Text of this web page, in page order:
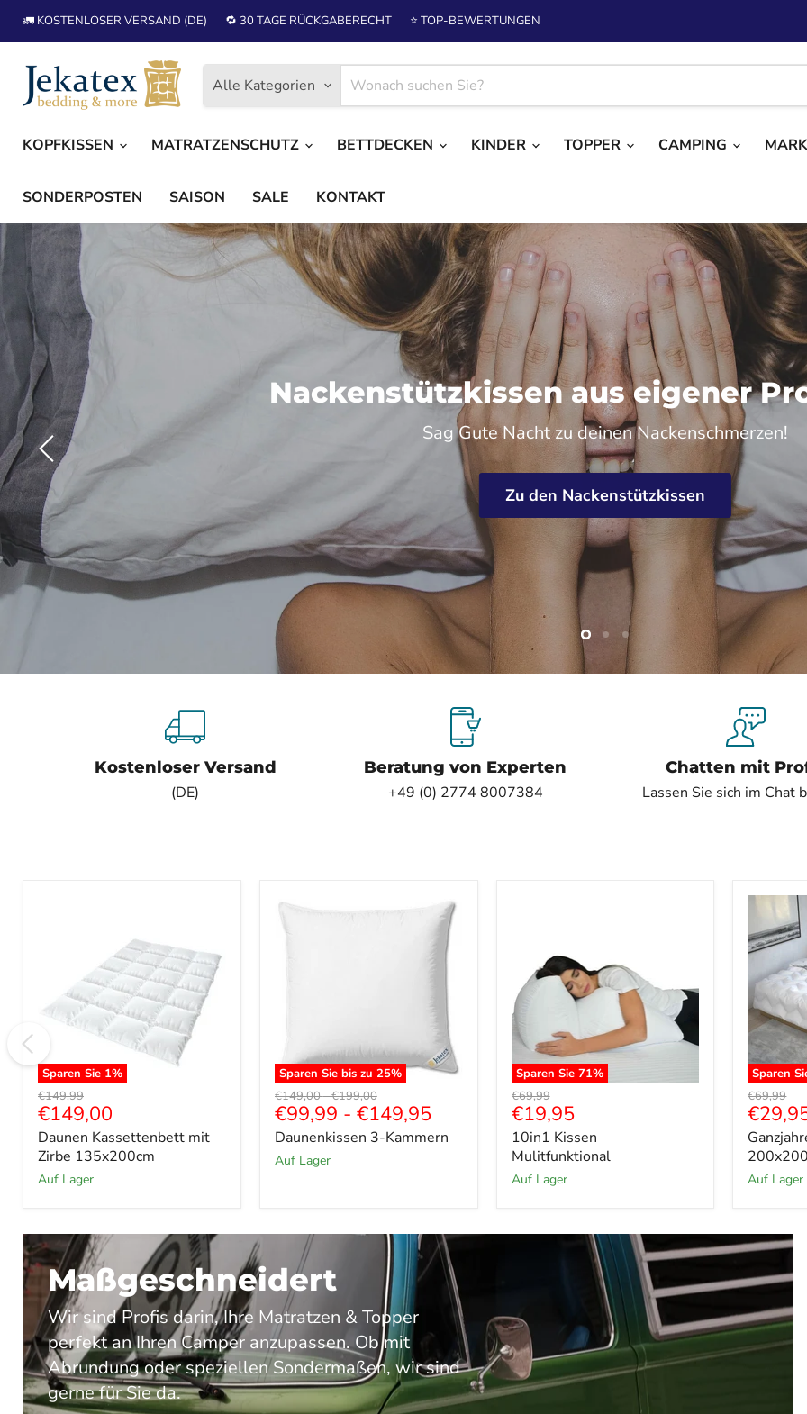
🚛 KOSTENLOSER VERSAND (DE) 🔁 30 TAGE RÜCKGABERECHT ⭐ TOP-BEWERTUNGEN
Alle Kategorien
KOPFKISSEN
MATRATZENSCHUTZ BETTDECKEN KINDER TOPPER CAMPING
SONDERPOSTEN SAISON SALE KONTAKT
Nackenstützkissen aus eigener
Sag Gute Nacht zu deinen Nackenschmerzen!
Zu den Nackenstützkissen
Folie
1
FolieFolie
3
Kostenloser Versand
(DE)
Beratung von Experten
+49 (0) 2774 8007384
Chatten mit
Lassen Sie sich im Chat
Sparen Sie 1%
Daunen
Kassettenbett
mit
Zirbe
135x200cm
Ursprünglicher
Preis
€149,99
Aktueller
Preis
€149,00
Daunen Kassettenbett mit
Zirbe 135x200cm
auf Lager
Sparen Sie bis zu 25%
Daunenkissen
3-
Kammern
Ursprünglicher
Preis
€149,00-Ursprünglicher
Preis
€199,00
€99,99 - €149,95
Daunenkissen 3-Kammern
auf Lager
Sparen Sie 71%
10in1
Kissen
Mulitfunktional
Ursprünglicher
Preis
€69,99
Aktueller
Preis
€19,95
10in1 Kissen
Mulitfunktional
auf Lager
Sparen
Preis
€69,99
Preis
auf Lager
Maßgeschneidert
Wir sind Profis darin, Ihre Matratzen & Topper
perfekt an Ihren Camper anzupassen. Ob mit
Abrundung oder speziellen Sondermaßen, wir sind
gerne für Sie da.